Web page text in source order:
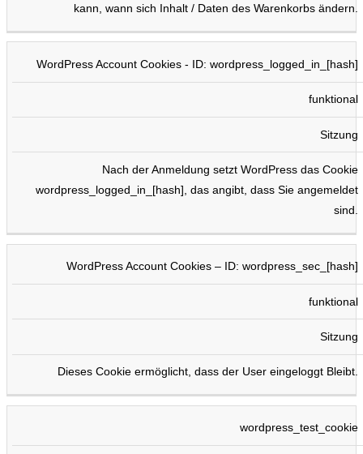
kann, wann sich Inhalt / Daten des Warenkorbs ändern.
WordPress Account Cookies - ID: wordpress_logged_in_[hash]
funktional
Sitzung
Nach der Anmeldung setzt WordPress das Cookie
wordpress_logged_in_[hash], das angibt, dass Sie angemeldet
sind.
WordPress Account Cookies – ID: wordpress_sec_[hash]
funktional
Sitzung
Dieses Cookie ermöglicht, dass der User eingeloggt Bleibt.
wordpress_test_cookie